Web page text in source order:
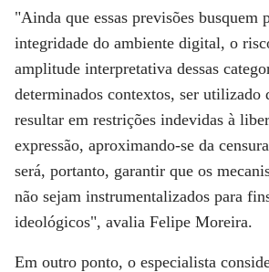
"Ainda que essas previsões busquem
integridade do ambiente digital, o
amplitude interpretativa dessas
determinados contextos, ser utilizado
resultar em restrições indevidas à
expressão, aproximando-se da
será, portanto, garantir que os
não sejam instrumentalizados para
ideológicos", avalia Felipe Moreira.
Em outro ponto, o especialista